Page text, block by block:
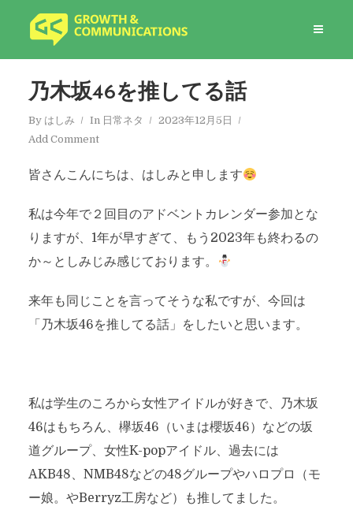
乃木坂46を推してる話
By はしみ In 日常ネタ
2023年12月5日
Add Comment
皆さんこんにちは、はしみと申します
私は今年で２回目のアドベントカレンダー参加とな
りますが、1年が早すぎて、もう2023年も終わるの
か～としみじみ感じております。
来年も同じことを言ってそうな私ですが、今回は
「乃木坂46を推してる話」をしたいと思います。
私は学生のころから女性アイドルが好きで、乃木坂
46はもちろん、欅坂46（いまは櫻坂46）などの坂
道グループ、女性K-popアイドル、過去には
AKB48、NMB48などの48グループやハロプロ（モ
ー娘。やBerryz工房など）も推してました。